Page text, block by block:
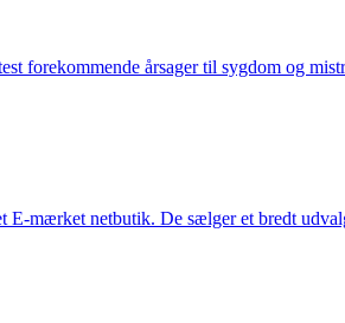
forekommende årsager til sygdom og
E-mærket netbutik. De sælger et bredt